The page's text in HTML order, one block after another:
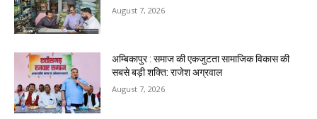
August 7, 2026
अम्बिकापुर : समाज की एकजुटता सामाजिक विकास की
सबसे बड़ी शक्ति: राजेश अग्रवाल
August 7, 2026